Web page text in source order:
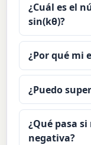
¿Cuál es el
sin(kθ)?
¿Por qué mi
¿Puedo
¿Qué pasa
negativa?